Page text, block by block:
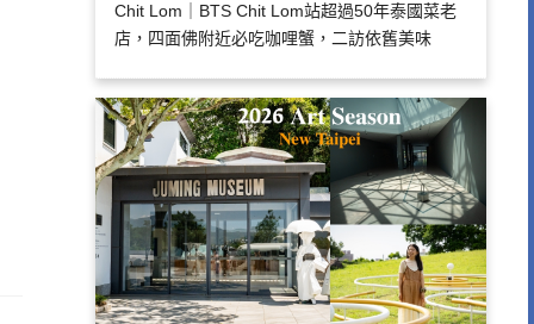
Chit Lom｜BTS Chit Lom站超過50年泰國菜老
店，四面佛附近必吃咖哩蟹，二訪依舊美味